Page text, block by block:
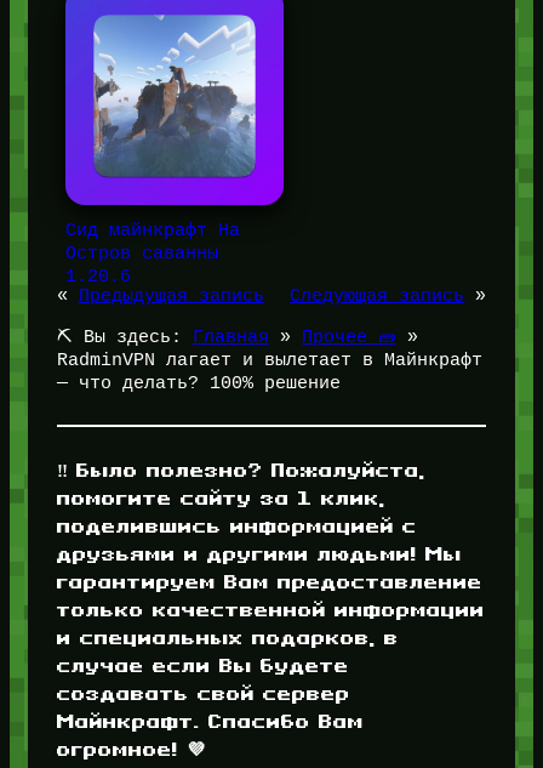
Сид майнкрафт На
Остров саванны
1.20.6
«
Предыдущая запись Следующая запись »
⛏️ Вы здесь: Главная » Прочее 🧱 »
RadminVPN лагает и вылетает в Майнкрафт
— что делать? 100% решение
‼️ Было полезно? Пожалуйста,
помогите сайту за 1 клик,
поделившись информацией с
друзьями и другими людьми! Мы
гарантируем Вам предоставление
только качественной информации
и специальных подарков, в
случае если Вы будете
создавать свой сервер
Майнкрафт. Спасибо Вам
огромное! 💜